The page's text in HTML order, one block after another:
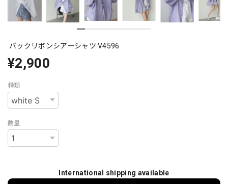
バックリボンシアーシャツ V4596
¥2,900
種類
数量
International shipping available